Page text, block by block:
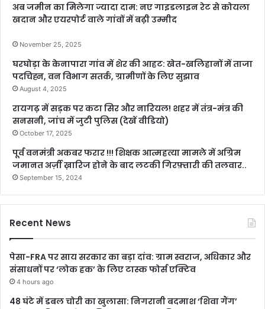
अब जमीन का मिलेगा ज्यादा दाम: नए गाइडलाइन रेट से कोयला
खदान और एयरपोर्ट वाले गांवों में बढ़ी उम्मीद
November 25, 2025
घरघोड़ा के केनापारा गांव में शेर की आहट: खेत-खलिहानों में ताजा
पदचिह्न, वन विभाग सतर्क, ग्रामीणों के लिए सुझाव
August 4, 2025
रायगढ़ में सड़क पर कटा सिर और नारियल! शहर में तंत्र-मंत्र की
सनसनी, जांच में जुटी पुलिस (देखें वीडियो)
October 17, 2025
पूर्व वनमंत्री अकबर फरार !!! शिक्षक आत्महत्या मामले में अग्रिम
जमानत अर्ज़ी ख़ारिज होने के बाद लटकी गिरफ़्तारी की तलवार..
September 15, 2024
Recent News
पेसा-FRA पर साय सरकार का बड़ा दांव: ग्राम स्वराज, अधिकार और
संसाधनों पर ‘लोक हक’ के लिए टास्क फोर्स एक्टिव
4 hours ago
48 घंटे में डबल चोरी का खुलासा: निगरानी बदमाश ‘शिवा गैंग’